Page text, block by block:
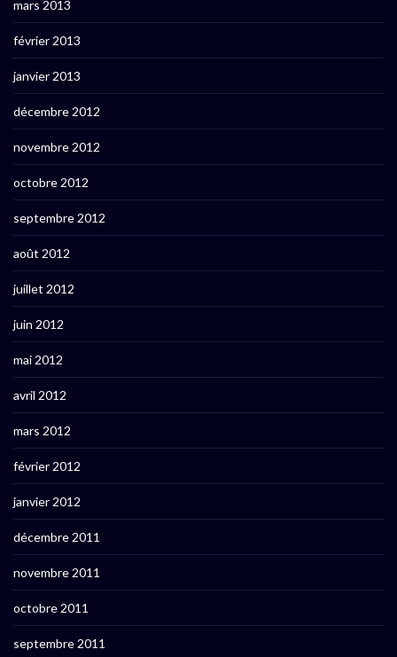
mars 2013
février 2013
janvier 2013
décembre 2012
novembre 2012
octobre 2012
septembre 2012
août 2012
juillet 2012
juin 2012
mai 2012
avril 2012
mars 2012
février 2012
janvier 2012
décembre 2011
novembre 2011
octobre 2011
septembre 2011